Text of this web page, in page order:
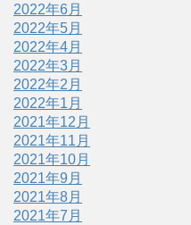
2022年6月
2022年5月
2022年4月
2022年3月
2022年2月
2022年1月
2021年12月
2021年11月
2021年10月
2021年9月
2021年8月
2021年7月